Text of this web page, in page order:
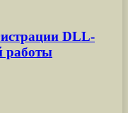
DLL-
работы